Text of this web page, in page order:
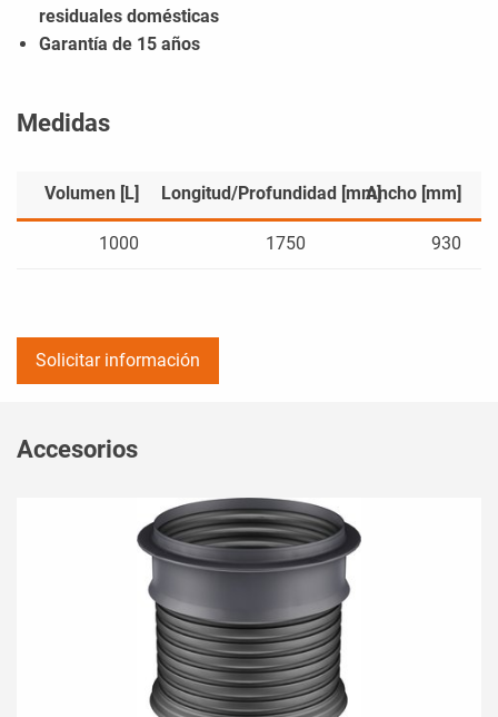
residuales domésticas
Garantía de 15 años
Medidas
Volumen [L]
1000
Longitud/Profundidad [mm]Ancho [mm]
1750 930
Solicitar información
Accesorios